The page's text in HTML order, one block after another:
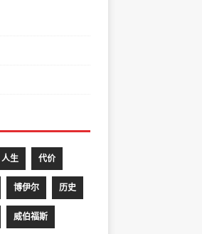
人生 代价
博伊尔 历史
威伯福斯